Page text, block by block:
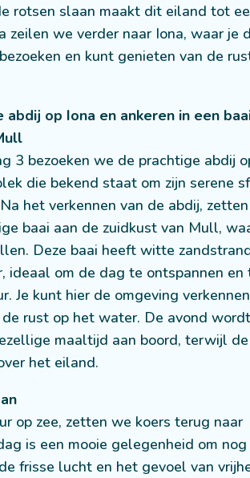
rotsen slaan maakt dit eiland tot
zeilen we verder naar Iona, waar je
en kunt genieten van de
abdij op Iona en ankeren in een
3 bezoeken we de prachtige abdij
die bekend staat om zijn serene
het verkennen van de abdij,
baai aan de zuidkust van Mull,
Deze baai heeft witte
ideaal om de dag te ontspannen en
Je kunt hier de omgeving
rust op het water. De avond wordt
maaltijd aan boord, terwijl de
het eiland.
op zee, zetten we koers terug naar
is een mooie gelegenheid om nog
frisse lucht en het gevoel van